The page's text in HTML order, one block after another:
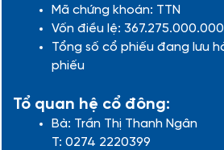
Mã chứng khoán: TTN
Vốn điều lệ:
Tổng số cổ phiếu đang lưu
phiếu
Tổ quan hệ cổ đông:
Bà: Trần Thị Thanh Ngân
T: 0274 2220399